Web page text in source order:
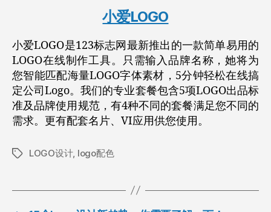
小爱LOGO
小爱LOGO是123标志网最新推出的一款简单易用的
LOGO在线制作工具。只需输入品牌名称，她将为
您智能匹配海量LOGO字体素材，5分钟轻松在线搞
定公司Logo。我们的专业套餐包含5项LOGO出品标
准及品牌使用规范，有4种不同的套餐满足您不同的
需求。更有配套名片、VI应用供您使用。
标
LOGO设计, logo配色